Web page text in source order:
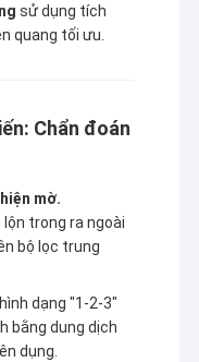
sử dụng tích
quang tối ưu.
Chẩn đoán
mờ.
lộn trong ra ngoài
bộ lọc trung
dạng "1-2-3"
bằng dung dịch
dụng.